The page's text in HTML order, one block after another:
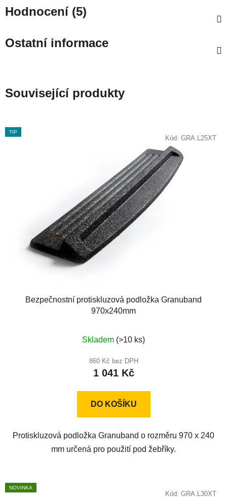
Hodnocení (5)
Ostatní informace
Související produkty
TIP
Bezpečnostní protiskluzová podložka Granuband
970x240mm
hodnocení
produktu
je
z
Skladem (>10 ks)
860 Kč bez DPH
1 041 Kč
DO KOŠÍKU
Protiskluzová podložka Granuband o rozměru 970 x 240
mm určená pro použití pod žebříky.
Kód: GRA.L25XT
NOVINKA
Kód: GRA.L30XT